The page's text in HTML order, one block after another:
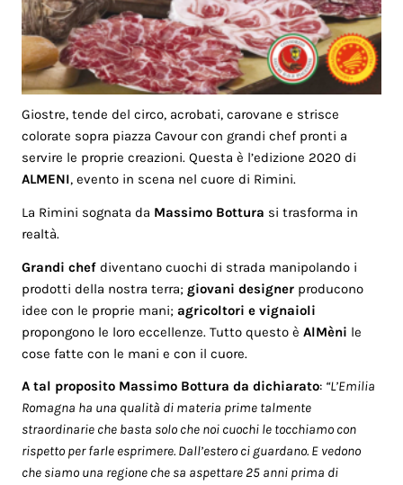
Giostre, tende del circo, acrobati, carovane e strisce
colorate sopra piazza Cavour con grandi chef pronti a
servire le proprie creazioni. Questa è l’edizione 2020 di
ALMENI, evento in scena nel cuore di Rimini.
La Rimini sognata da Massimo Bottura si trasforma in
realtà.
Grandi chef diventano cuochi di strada manipolando i
prodotti della nostra terra;giovani designer producono
idee con le proprie mani;agricoltori e vignaioli
propongono le loro eccellenze. Tutto questo èAlMèni le
cose fatte con le mani e con il cuore.
A tal proposito Massimo Bottura da dichiarato: “L’Emilia
Romagna ha una qualità di materia prime talmente
straordinarie che basta solo che noi cuochi le tocchiamo con
rispetto per farle esprimere. Dall’estero ci guardano. E vedono
che siamo una regione che sa aspettare 25 anni prima di